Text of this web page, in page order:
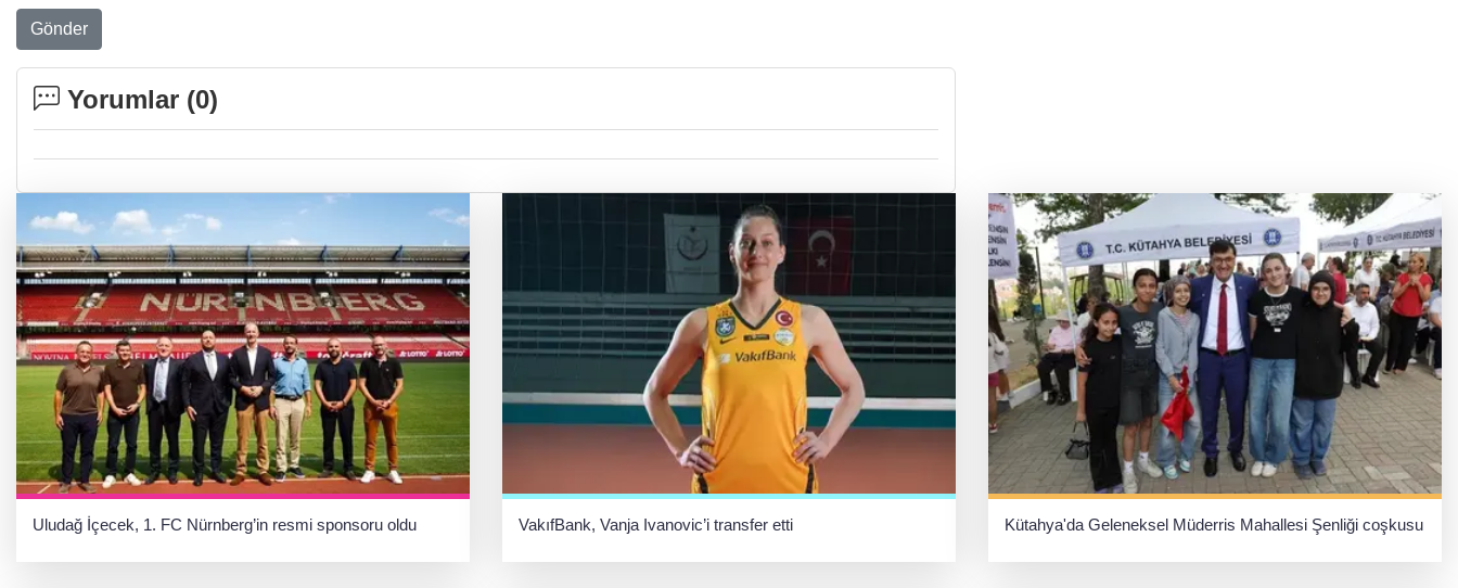
Gönder
Yorumlar (0)
Uludağ İçecek, 1. FC Nürnberg’in resmi sponsoru oldu VakıfBank, Vanja Ivanovic’i transfer etti Kütahya'da Geleneksel Müderris Mahallesi Şenliği coşkusu